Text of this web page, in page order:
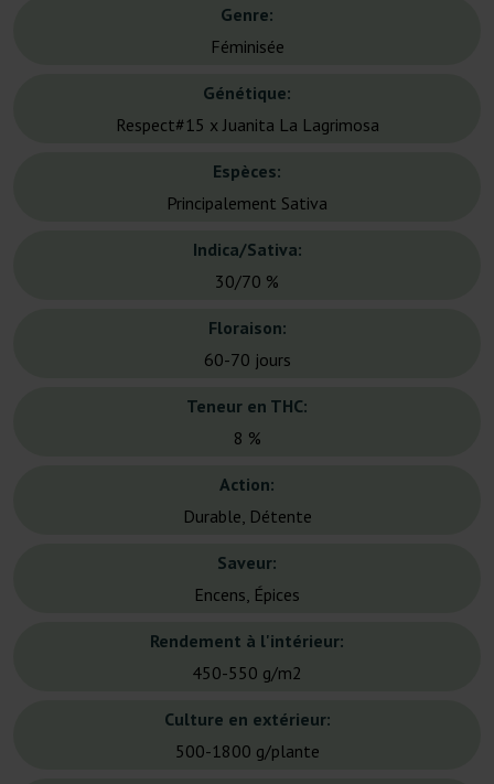
Genre:
Féminisée
Génétique:
Respect#15 x Juanita La Lagrimosa
Espèces:
Principalement Sativa
Indica/Sativa:
30/70 %
Floraison:
60-70 jours
Teneur en THC:
8 %
Action:
Durable, Détente
Saveur:
Encens, Épices
Rendement à l'intérieur:
450-550 g/m2
Culture en extérieur:
500-1800 g/plante